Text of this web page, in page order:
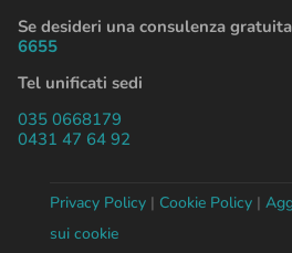
Se desideri una consulenza
6655
Tel unificati sedi
035 0668179
0431 47 64 92
Privacy Policy| Cookie Policy|
sui cookie